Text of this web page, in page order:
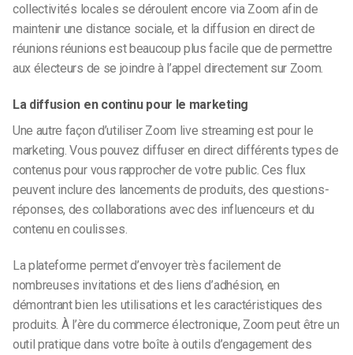
collectivités locales se déroulent encore via Zoom afin de
maintenir une distance sociale, et la diffusion en direct de
réunions réunions est beaucoup plus facile que de permettre
aux électeurs de se joindre à l’appel directement sur Zoom.
La diffusion en continu pour le marketing
Une autre façon d’utiliserZoom live streaming est pour le
marketing. Vous pouvez diffuser en direct différents types de
contenus pour vous rapprocher de votre public. Ces flux
peuvent inclure des lancements de produits, des questions-
réponses, des collaborations avec des influenceurs et du
contenu en coulisses.
La plateforme permet d’envoyer très facilement de
nombreuses invitations et des liens d’adhésion, en
démontrant bien les utilisations et les caractéristiques des
produits. À l’ère du commerce électronique, Zoom peut être un
outil pratique dans votre boîte à outils d’engagement des